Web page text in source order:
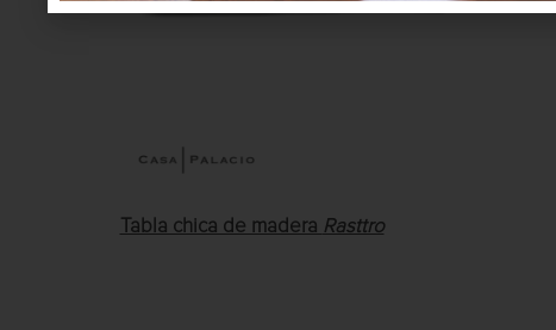
Tabla chica de madera Rasttro